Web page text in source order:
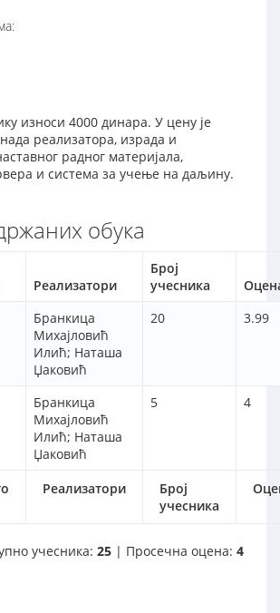
износи 4000 динара. У цену је
реализатора, израда и
радног материјала,
и система за учење на даљину.
обука
Реализатори
Број
учесника
Реализатори
Број
учесника
Бранкица
Михајловић
Илић; Наташа
Џаковић
20 3.99
Бранкица
Михајловић
Илић; Наташа
Џаковић
5 4
учесника: 25 | Просечна оцена: 4